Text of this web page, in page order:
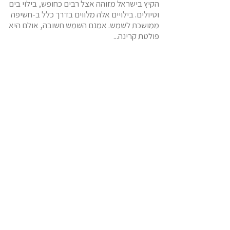
הקיץ בישראל מזוהה אצל רבים כחופש, בילוי בים
וטיולים. בילויים אלה מלווים בדרך כלל ב-חשיפה
ממושכת לשמש. אמנם השמש חשובה, אולם היא
פולטת קרינה...